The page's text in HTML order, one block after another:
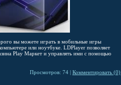
вы можете играть в мобильные игры
или ноутбуке. LDPlayer позволяет
Play Маркет и управлять ими с помощью
Просмотров: 74 | Комментировать (0)